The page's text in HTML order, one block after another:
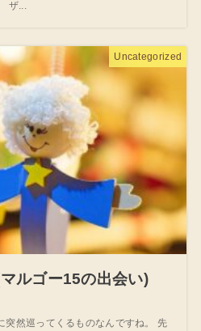
ザ...
Uncategorized
ルゴー15の出会い)
突然巡ってくるものなんですね。 先